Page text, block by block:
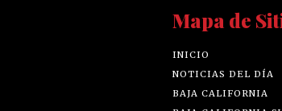
Mapa de
INICIO
NOTICIAS DEL DÍA
BAJA CALIFORNIA